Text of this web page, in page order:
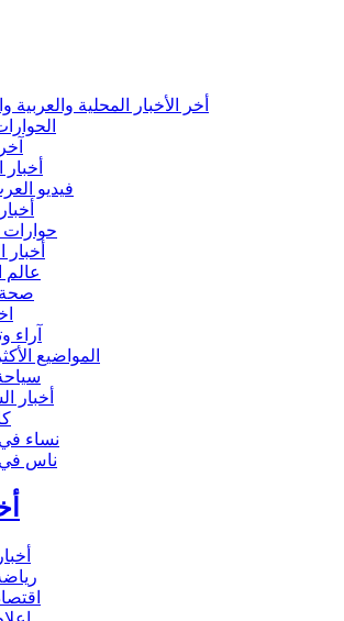
أخر الأخبار المحلية والعربية
فيديو
حوارات
أخبار
عالم
صحة
آراء
المواضيع
أخبار
نساء في
ناس في